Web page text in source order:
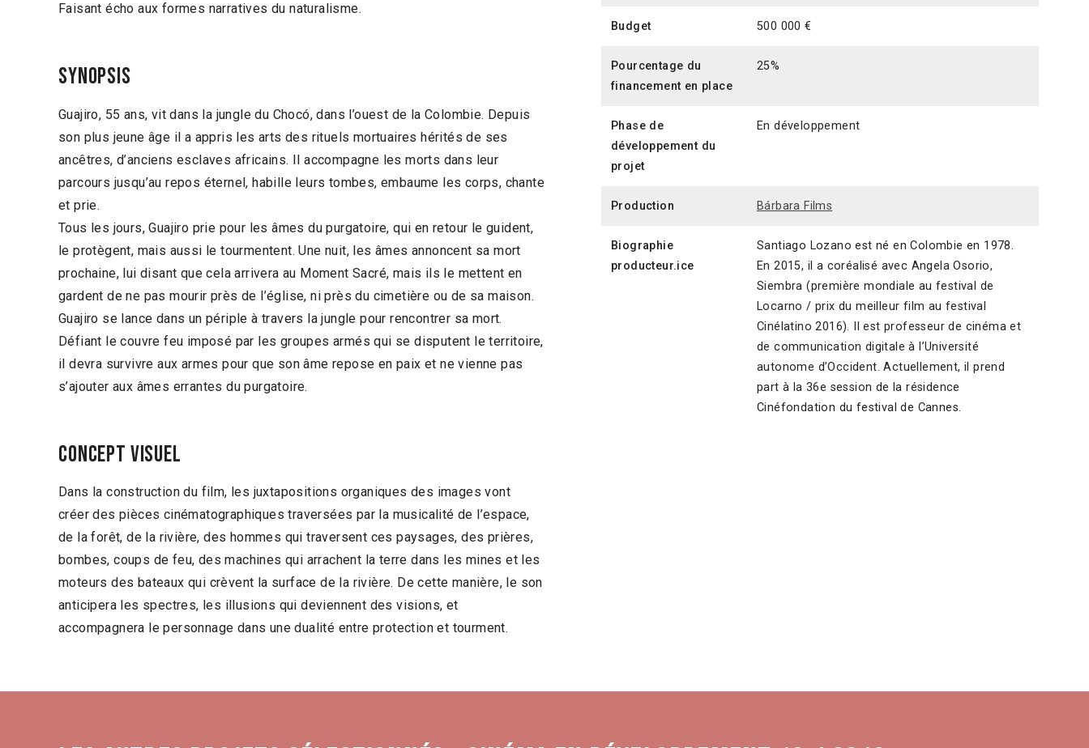
Faisant écho aux formes narratives du naturalisme.
Synopsis
Guajiro, 55 ans, vit dans la jungle du Chocó, dans l’ouest de la Colombie. Depuis
son plus jeune âge il a appris les arts des rituels mortuaires hérités de ses
ancêtres, d’anciens esclaves africains. Il accompagne les morts dans leur
parcours jusqu’au repos éternel, habille leurs tombes, embaume les corps, chante
et prie.
Tous les jours, Guajiro prie pour les âmes du purgatoire, qui en retour le guident,
le protègent, mais aussi le tourmentent. Une nuit, les âmes annoncent sa mort
prochaine, lui disant que cela arrivera au Moment Sacré, mais ils le mettent en
gardent de ne pas mourir près de l’église, ni près du cimetière ou de sa maison.
Guajiro se lance dans un périple à travers la jungle pour rencontrer sa mort.
Défiant le couvre feu imposé par les groupes armés qui se disputent le territoire,
il devra survivre aux armes pour que son âme repose en paix et ne vienne pas
s’ajouter aux âmes errantes du purgatoire.
Concept visuel
Dans la construction du film, les juxtapositions organiques des images vont
créer des pièces cinématographiques traversées par la musicalité de l’espace,
de la forêt, de la rivière, des hommes qui traversent ces paysages, des prières,
bombes, coups de feu, des machines qui arrachent la terre dans les mines et les
moteurs des bateaux qui crèvent la surface de la rivière. De cette manière, le son
anticipera les spectres, les illusions qui deviennent des visions, et
accompagnera le personnage dans une dualité entre protection et tourment.
Budget 500 000 €
Pourcentage du
financement en place
25%
Phase de
développement du
projet
En développement
Production Bárbara Films
Biographie
producteur.ice
Santiago Lozano est né en Colombie en 1978.
En 2015, il a coréalisé avec Angela Osorio,
Siembra (première mondiale au festival de
Locarno / prix du meilleur film au festival
Cinélatino 2016). Il est professeur de cinéma et
de communication digitale à l’Université
autonome d’Occident. Actuellement, il prend
part à la 36e session de la résidence
Cinéfondation du festival de Cannes.